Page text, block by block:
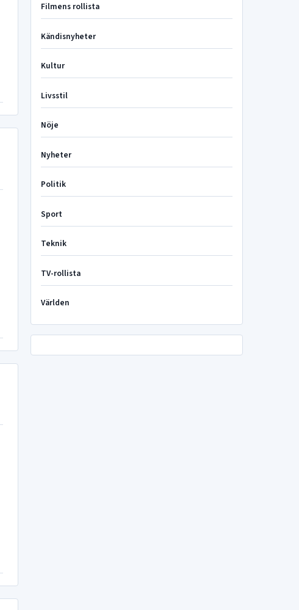
Filmens rollista
Kändisnyheter
Kultur
Livsstil
Nöje
Nyheter
Politik
Sport
Teknik
TV-rollista
Världen